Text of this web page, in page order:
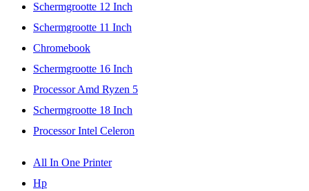
Schermgrootte 12 Inch
Schermgrootte 11 Inch
Chromebook
Schermgrootte 16 Inch
Processor Amd Ryzen 5
Schermgrootte 18 Inch
Processor Intel Celeron
All In One Printer
Hp